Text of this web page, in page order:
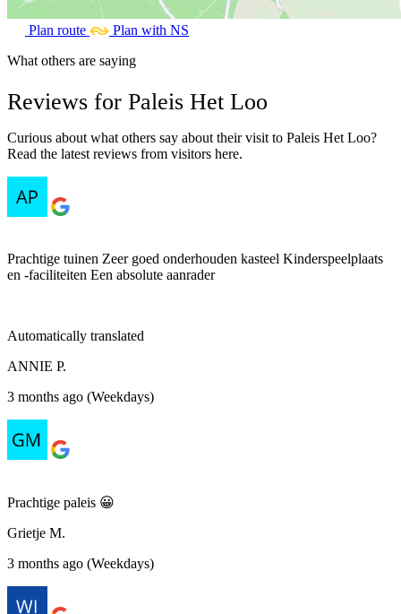
Plan route
Plan with NS
What others are saying
Reviews for Paleis Het Loo
Curious about what others say about their visit to Paleis Het Loo?
Read the latest reviews from visitors here.
Prachtige tuinen Zeer goed onderhouden kasteel Kinderspeelplaats
en -faciliteiten Een absolute aanrader
Automatically translated
ANNIE P.
3 months ago (Weekdays)
Prachtige paleis 😀
Grietje M.
3 months ago (Weekdays)